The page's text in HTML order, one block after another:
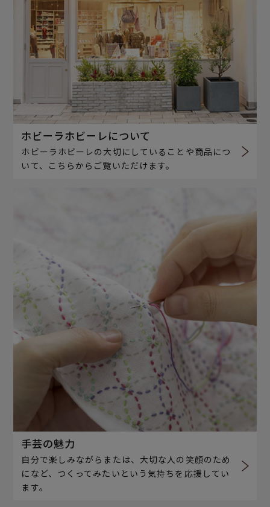
ホビーラホビーレについて
ホビーラホビーレの大切にしていることや商品につ
いて、こちらからご覧いただけます。
手芸の魅力
自分で楽しみながらまたは、大切な人の笑顔のため
になど、つくってみたいという気持ちを応援してい
ます。